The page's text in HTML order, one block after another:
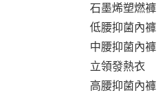
石墨烯塑燃褲
低腰抑菌內褲
中腰抑菌內褲
立領發熱衣
高腰抑菌內褲